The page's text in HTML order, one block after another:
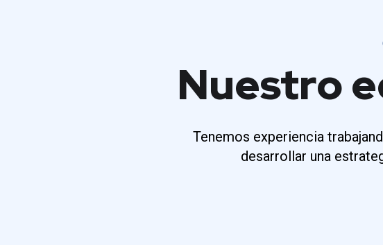
Nuestro
Tenemos experiencia
desarrollar una